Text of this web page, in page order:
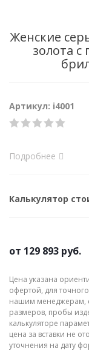
Женские
золота
Артикул: i4001
Подробнее
Калькулятор
от 129 893 руб.
Цена указана
офертой, для
нашим менеджерам,
размеров, пробы
калькуляторе
цена за вставки не
уточнения на дату